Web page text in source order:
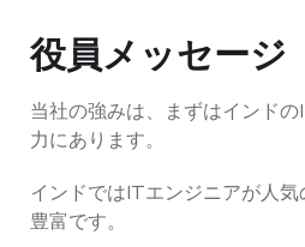
役員メッセージ
当社の強みは、まずはインド
力にあります。
インドではITエンジニアが人
豊富です。